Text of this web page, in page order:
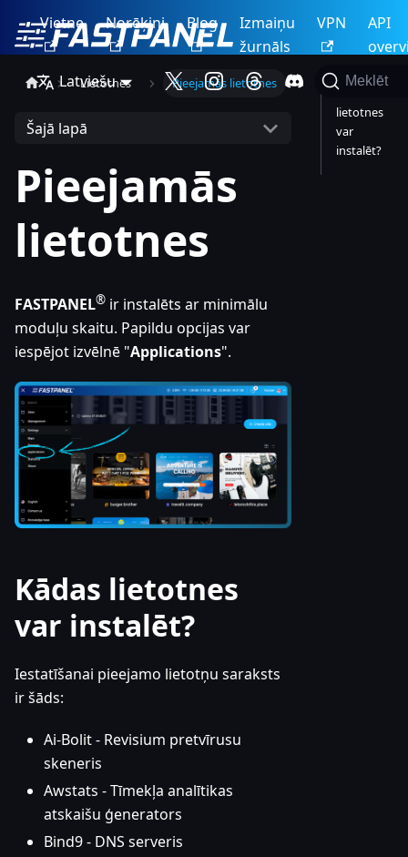
Vietne Norēķini Blog
Izmaiņu
žurnāls
VPN
API
Latviešu
Meklēt
Lietotnes Pieejamās lietotnes
Šajā lapā
Pieejamās
lietotnes
FASTPANEL® ir instalēts ar minimālu
moduļu skaitu. Papildu opcijas var
iespējot izvēlnē "Applications".
Kādas lietotnes
var instalēt?
Iestatīšanai pieejamo lietotņu saraksts
ir šāds:
Ai-Bolit - Revisium pretvīrusu
skeneris
Awstats - Tīmekļa analītikas
atskaišu ģenerators
Bind9 - DNS serveris
Kādas
lietotnes
var
instalēt?